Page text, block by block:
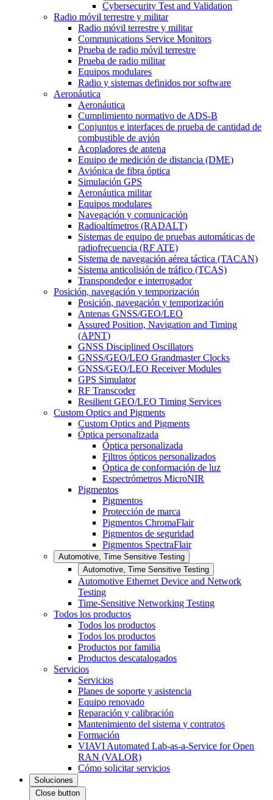
Cybersecurity Test and Validation
Radio móvil terrestre y militar
Radio móvil terrestre y militar
Communications Service Monitors
Prueba de radio móvil terrestre
Prueba de radio militar
Equipos modulares
Radio y sistemas definidos por software
Aeronáutica
Aeronáutica
Cumplimiento normativo de ADS-B
Conjuntos e interfaces de prueba de cantidad de
combustible de avión
Acopladores de antena
Equipo de medición de distancia (DME)
Aviónica de fibra óptica
Simulación GPS
Aeronáutica militar
Equipos modulares
Navegación y comunicación
Radioaltímetros (RADALT)
Sistemas de equipo de pruebas automáticas de
radiofrecuencia (RF ATE)
Sistema de navegación aérea táctica (TACAN)
Sistema anticolisión de tráfico (TCAS)
Transpondedor e interrogador
Posición, navegación y temporización
Posición, navegación y temporización
Antenas GNSS/GEO/LEO
Assured Position, Navigation and Timing
(APNT)
GNSS Disciplined Oscillators
GNSS/GEO/LEO Grandmaster Clocks
GNSS/GEO/LEO Receiver Modules
GPS Simulator
RF Transcoder
Resilient GEO/LEO Timing Services
Custom Optics and Pigments
Custom Optics and Pigments
Óptica personalizada
Óptica personalizada
Filtros ópticos personalizados
Óptica de conformación de luz
Espectrómetros MicroNIR
Pigmentos
Pigmentos
Protección de marca
Pigmentos ChromaFlair
Pigmentos de seguridad
Pigmentos SpectraFlair
Automotive, Time Sensitive Testing
Automotive, Time Sensitive Testing
Automotive Ethernet Device and Network
Testing
Time-Sensitive Networking Testing
Todos los productos
Todos los productos
Todos los productos
Productos por familia
Productos descatalogados
Servicios
Servicios
Planes de soporte y asistencia
Equipo renovado
Reparación y calibración
Mantenimiento del sistema y contratos
Formación
VIAVI Automated Lab-as-a-Service for Open
RAN (VALOR)
Cómo solicitar servicios
Soluciones
Close button